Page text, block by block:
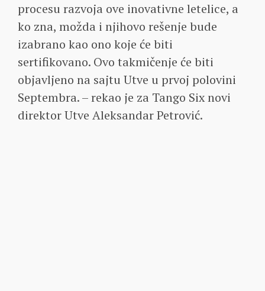
procesu razvoja ove inovativne letelice, a
ko zna, možda i njihovo rešenje bude
izabrano kao ono koje će biti
sertifikovano. Ovo takmičenje će biti
objavljeno na sajtu Utve u prvoj polovini
Septembra. – rekao je za Tango Six novi
direktor Utve Aleksandar Petrović.